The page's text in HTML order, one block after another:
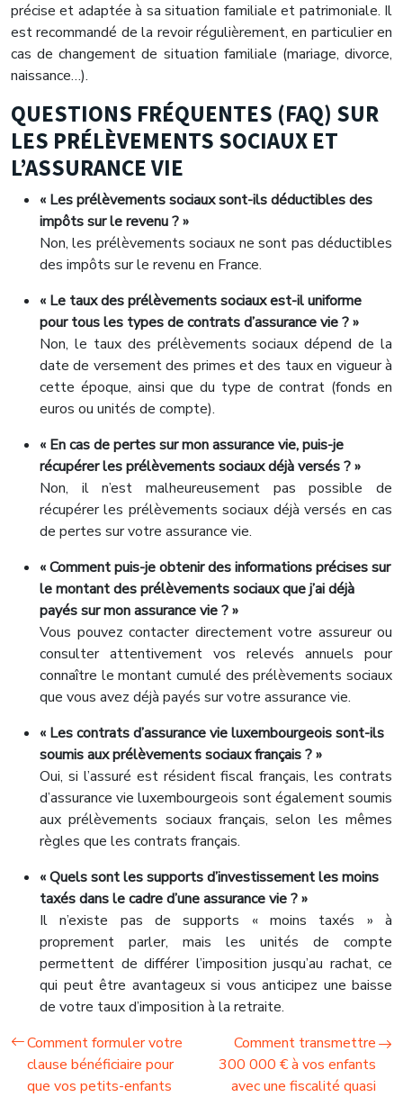
précise et adaptée à sa situation familiale et patrimoniale. Il
est recommandé de la revoir régulièrement, en particulier en
cas de changement de situation familiale (mariage, divorce,
naissance…).
QUESTIONS FRÉQUENTES (FAQ) SUR
LES PRÉLÈVEMENTS SOCIAUX ET
L’ASSURANCE VIE
« Les prélèvements sociaux sont-ils déductibles des
impôts sur le revenu ? »
Non, les prélèvements sociaux ne sont pas déductibles
des impôts sur le revenu en France.
« Le taux des prélèvements sociaux est-il uniforme
pour tous les types de contrats d’assurance vie ? »
Non, le taux des prélèvements sociaux dépend de la
date de versement des primes et des taux en vigueur à
cette époque, ainsi que du type de contrat (fonds en
euros ou unités de compte).
« En cas de pertes sur mon assurance vie, puis-je
récupérer les prélèvements sociaux déjà versés ? »
Non, il n’est malheureusement pas possible de
récupérer les prélèvements sociaux déjà versés en cas
de pertes sur votre assurance vie.
« Comment puis-je obtenir des informations précises sur
le montant des prélèvements sociaux que j’ai déjà
payés sur mon assurance vie ? »
Vous pouvez contacter directement votre assureur ou
consulter attentivement vos relevés annuels pour
connaître le montant cumulé des prélèvements sociaux
que vous avez déjà payés sur votre assurance vie.
« Les contrats d’assurance vie luxembourgeois sont-ils
soumis aux prélèvements sociaux français ? »
Oui, si l’assuré est résident fiscal français, les contrats
d’assurance vie luxembourgeois sont également soumis
aux prélèvements sociaux français, selon les mêmes
règles que les contrats français.
« Quels sont les supports d’investissement les moins
taxés dans le cadre d’une assurance vie ? »
Il n’existe pas de supports « moins taxés » à
proprement parler, mais les unités de compte
permettent de différer l’imposition jusqu’au rachat, ce
qui peut être avantageux si vous anticipez une baisse
de votre taux d’imposition à la retraite.
Comment formuler votre
clause bénéficiaire pour
que vos petits-enfants
Comment transmettre
300 000 € à vos enfants
avec une fiscalité quasi